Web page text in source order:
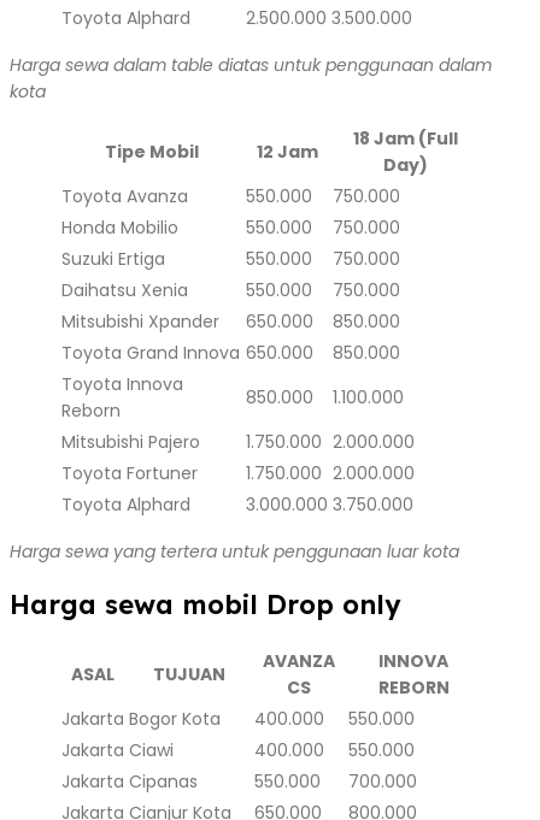
Toyota Alphard
2.500.000 3.500.000
Harga sewa dalam table diatas untuk penggunaan dalam
kota
Tipe Mobil 12 Jam
18 Jam (Full
Day)
Toyota Avanza
550.000
750.000
Honda Mobilio
550.000
750.000
Suzuki Ertiga
550.000
750.000
Daihatsu Xenia
550.000
750.000
Mitsubishi Xpander
650.000
850.000
Toyota Grand Innova 650.000
850.000
Toyota Innova
Reborn
850.000
1.100.000
Mitsubishi Pajero
1.750.000 2.000.000
Toyota Fortuner
1.750.000 2.000.000
Toyota Alphard
3.000.000 3.750.000
Harga sewa yang tertera untuk penggunaan luar kota
Harga sewa mobil Drop only
ASAL TUJUAN
AVANZA
CS
INNOVA
REBORN
Jakarta Bogor Kota 400.000
550.000
Jakarta Ciawi 400.000
550.000
Jakarta Cipanas 550.000
700.000
Jakarta Cianjur Kota 650.000
800.000